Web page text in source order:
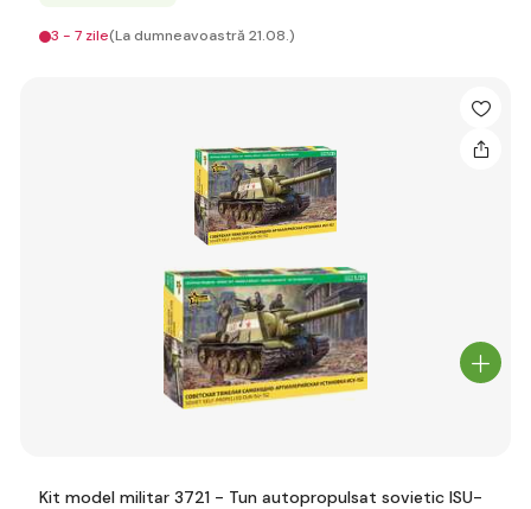
3 - 7 zile(La dumneavoastră 21.08.)
Kit model militar 3721 - Tun autopropulsat sovietic ISU-